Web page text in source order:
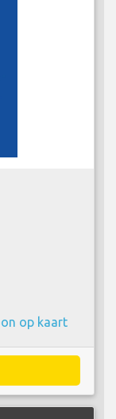
op kaart